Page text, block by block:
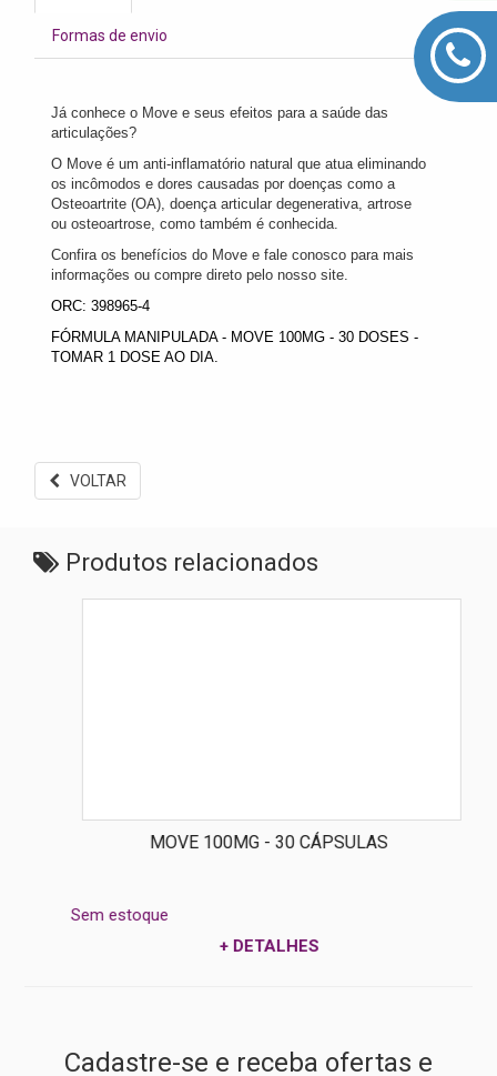
Formas de envio
Já conhece o Move e seus efeitos para a saúde das
articulações?
O Move é um anti-inflamatório natural que atua eliminando
os incômodos e dores causadas por doenças como a
Osteoartrite (OA), doença articular degenerativa, artrose
ou osteoartrose, como também é conhecida.
Confira os benefícios do Move e fale conosco para mais
informações ou compre direto pelo nosso site.
ORC: 398965-4
FÓRMULA MANIPULADA - MOVE 100MG - 30 DOSES -
TOMAR 1 DOSE AO DIA.
VOLTAR
Produtos relacionados
MOVE 100MG - 30 CÁPSULAS
Sem estoque
+ DETALHES
Cadastre-se e receba ofertas e